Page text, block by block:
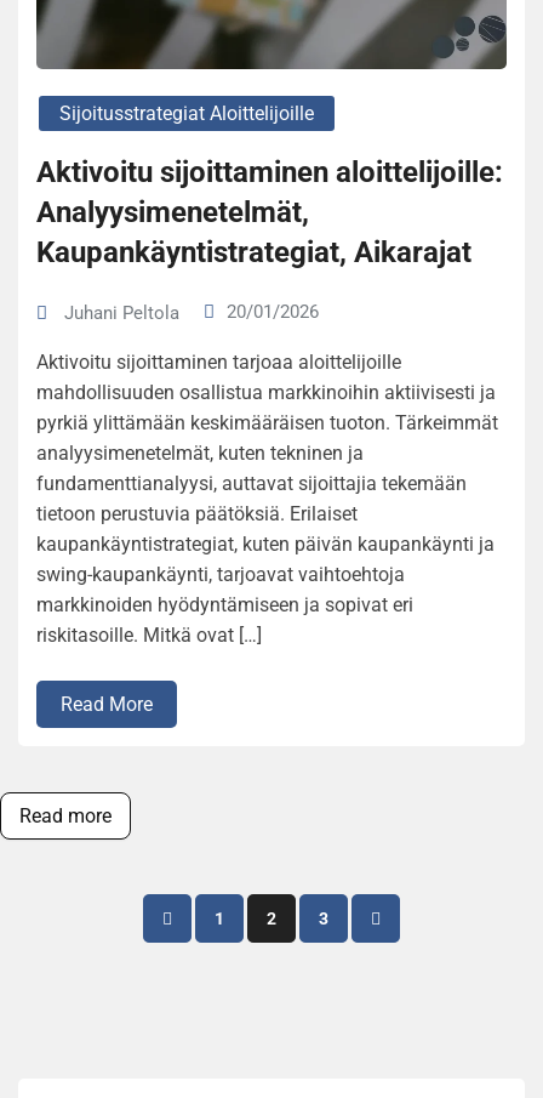
Sijoitusstrategiat Aloittelijoille
Aktivoitu sijoittaminen aloittelijoille:
Analyysimenetelmät,
Kaupankäyntistrategiat, Aikarajat
Juhani Peltola 20/01/2026
Aktivoitu sijoittaminen tarjoaa aloittelijoille
mahdollisuuden osallistua markkinoihin aktiivisesti ja
pyrkiä ylittämään keskimääräisen tuoton. Tärkeimmät
analyysimenetelmät, kuten tekninen ja
fundamenttianalyysi, auttavat sijoittajia tekemään
tietoon perustuvia päätöksiä. Erilaiset
kaupankäyntistrategiat, kuten päivän kaupankäynti ja
swing-kaupankäynti, tarjoavat vaihtoehtoja
markkinoiden hyödyntämiseen ja sopivat eri
riskitasoille. Mitkä ovat […]
Read More
Read more
Posts
1 2 3